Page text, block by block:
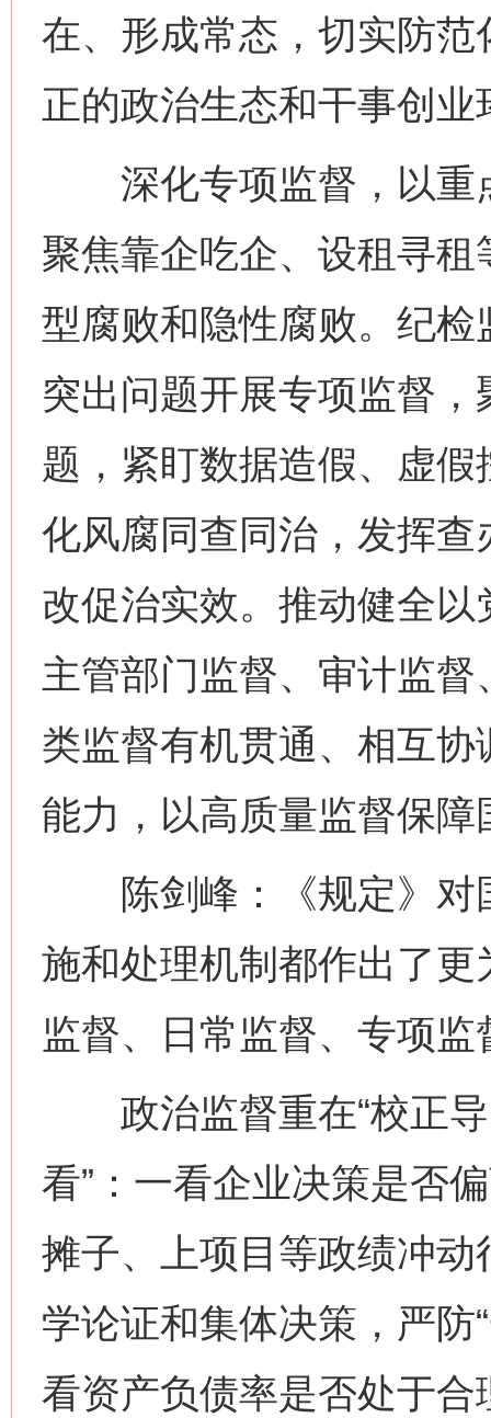
在、形成常态，切实防
正的政治生态和干事创业
深化专项监督，以重
聚焦靠企吃企、设租寻
型腐败和隐性腐败。纪
突出问题开展专项监督
题，紧盯数据造假、虚
化风腐同查同治，发挥
改促治实效。推动健全
主管部门监督、审计监
类监督有机贯通、相互
能力，以高质量监督保
陈剑峰：《规定》对
施和处理机制都作出了
监督、日常监督、专项
政治监督重在“校正导
看”：一看企业决策是否
摊子、上项目等政绩冲
学论证和集体决策，严防
看资产负债率是否处于